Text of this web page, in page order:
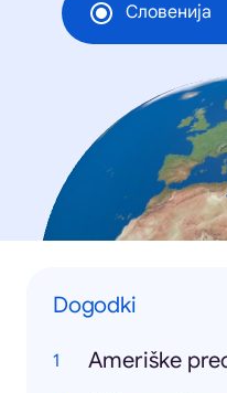
Словенија
Dogodki